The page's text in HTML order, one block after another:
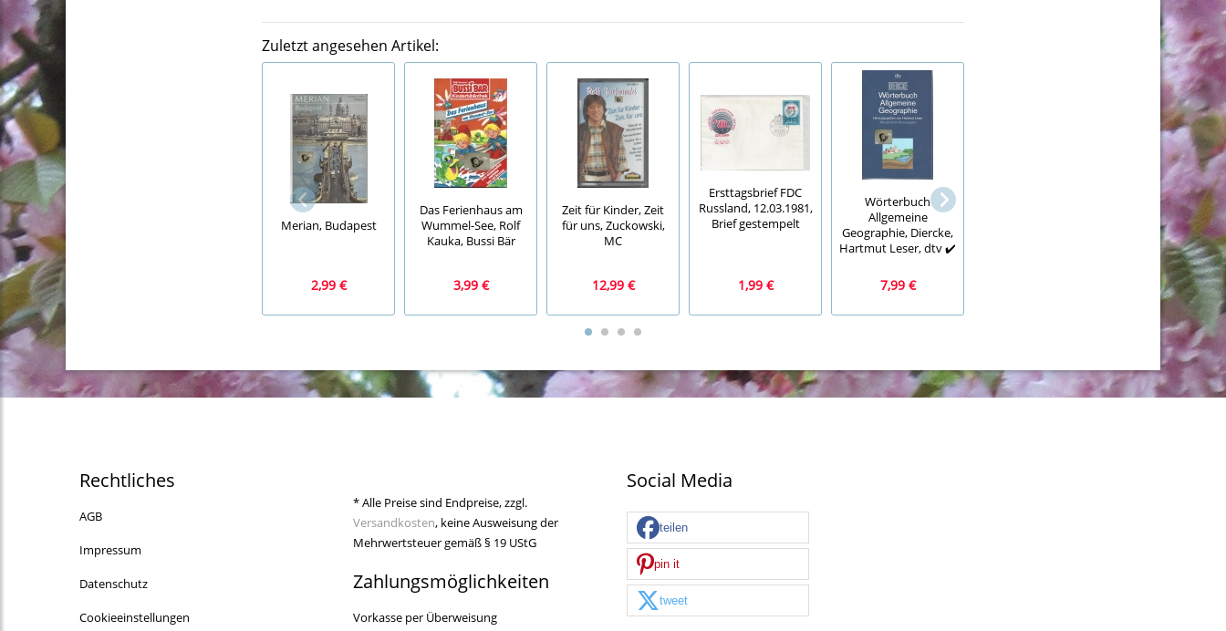
Zuletzt angesehen Artikel:
Merian, Budapest
2,99 €
Das Ferienhaus am
Wummel-See, Rolf
Kauka, Bussi Bär
3,99 €
Zeit für Kinder, Zeit
für uns, Zuckowski,
MC
12,99 €
Ersttagsbrief FDC
Russland, 12.03.1981,
Brief gestempelt
1,99 €
Wörterbuch
Allgemeine
Geographie, Diercke,
Hartmut Leser, dtv ✔️
7,99 €
Duden
Diktattrainer 5.
Klasse, Deutsch
1,99 €
Rechtliches
AGB
Impressum
Datenschutz
Cookieeinstellungen
* Alle Preise sind Endpreise, zzgl.
Versandkosten, keine Ausweisung der
Mehrwertsteuer gemäß § 19 UStG
Zahlungsmöglichkeiten
Vorkasse per Überweisung
Social Media
teilen
pin it
tweet